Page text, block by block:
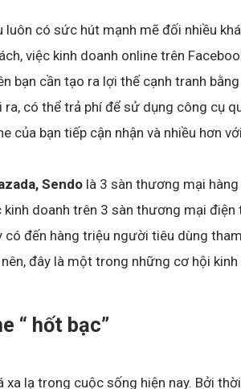
luôn có sức hút mạnh mẽ đối nhiều
việc kinh doanh online trên
bạn cần tạo ra lợi thế cạnh tranh
có thể trả phí để sử dụng công cụ
của bạn tiếp cận nhận và nhiều hơn
Sendo là 3 sàn thương mại hàng
doanh trên 3 sàn thương mại điện
có đến hàng triệu người tiêu dùng
đây là một trong những cơ hội kinh
“ hốt bạc”
xa lạ trong cuộc sống hiện nay. Bởi